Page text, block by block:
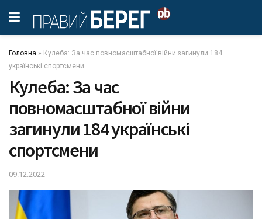
Головна » Кулеба: За час повномасштабної війни загинули 184
українські спортсмени
Кулеба: За час
повномасштабної війни
загинули 184 українські
спортсмени
09.12.2022